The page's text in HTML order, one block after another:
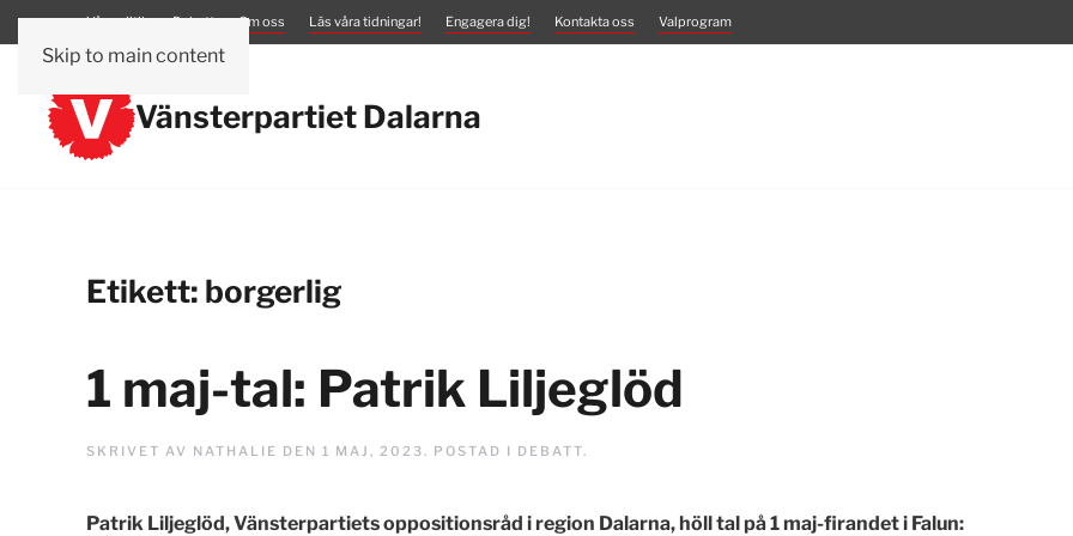
Skip to main content
Vår politik Debatt Om oss Läs våra tidningar! Engagera dig! Kontakta oss Valprogram
Vänsterpartiet Dalarna
Etikett: borgerlig
1 maj-tal: Patrik Liljeglöd
SKRIVET AV NATHALIE DEN 1 MAJ, 2023. POSTAD I DEBATT.
Patrik Liljeglöd, Vänsterpartiets oppositionsråd i region Dalarna, höll tal på 1 maj-firandet i Falun: